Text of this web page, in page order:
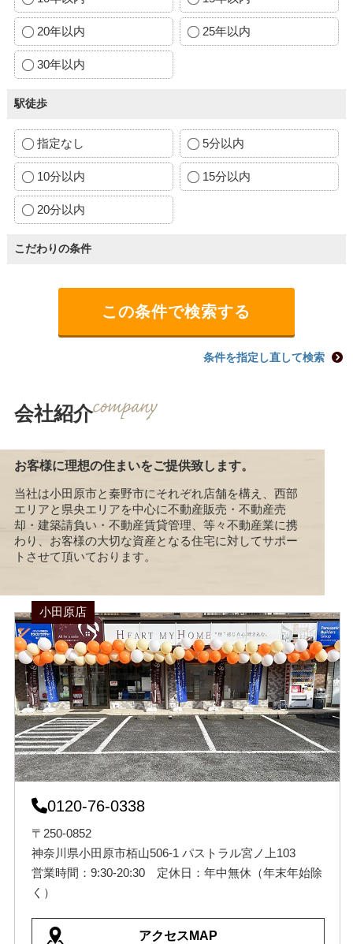
20年以内 25年以内
30年以内
駅徒歩
指定なし 5分以内
10分以内 15分以内
20分以内
こだわりの条件
条件を指定し直して検索
会社紹介
お客様に理想の住まいをご提供致します。
当社は小田原市と秦野市にそれぞれ店舗を構え、西部
エリアと県央エリアを中心に不動産販売・不動産売
却・建築請負い・不動産賃貸管理、等々不動産業に携
わり、お客様の大切な資産となる住宅に対してサポー
トさせて頂いております。
小田原店
0120-76-0338
〒250-0852
神奈川県小田原市栢山506-1 パストラル宮ノ上103
営業時間：9:30-20:30 定休日：年中無休（年末年始除
く）
アクセスMAP